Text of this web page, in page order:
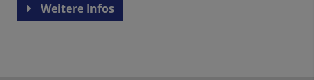
Weitere Infos